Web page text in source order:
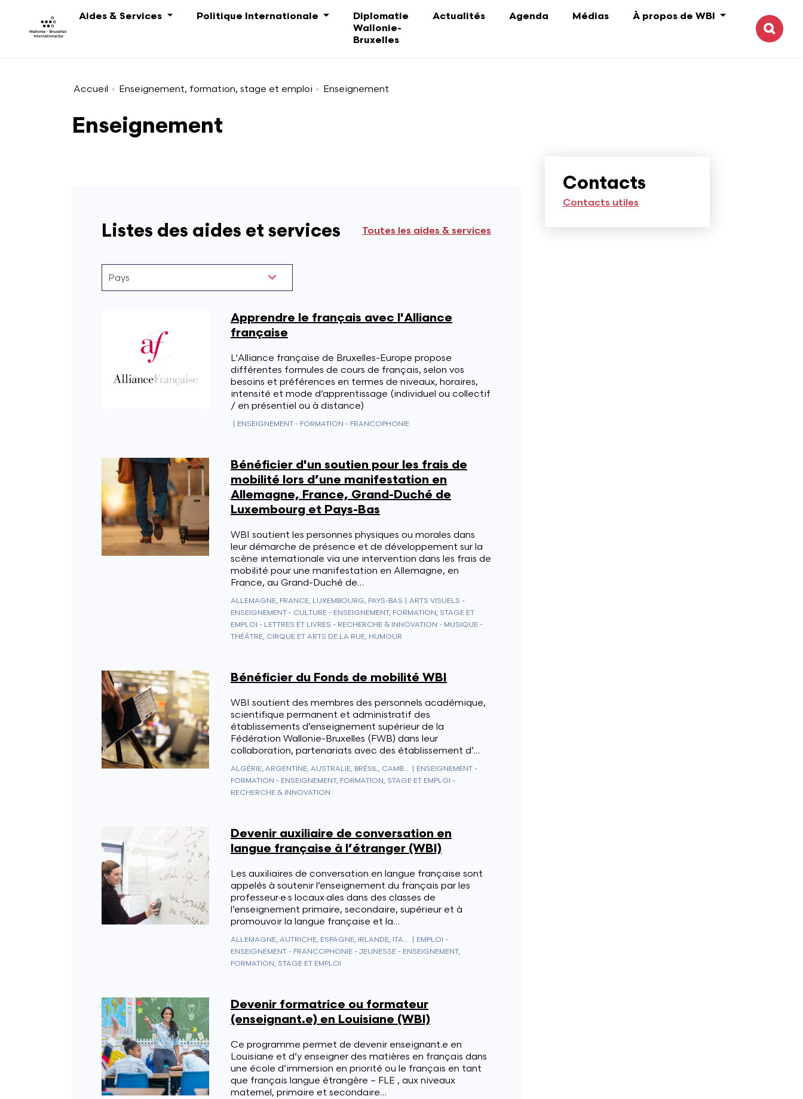
Aides & Services
Politique Internationale
Diplomatie
Wallonie-
Bruxelles
Actualités Agenda Médias
À propos de WBI
Accueil Enseignement, formation, stage et emploi Enseignement
Enseignement
Listes des aides et services Toutes les aides & services
Apprendre le français avec l'Alliance
française
L'Alliance française de Bruxelles-Europe propose
différentes formules de cours de français, selon vos
besoins et préférences en termes de niveaux, horaires,
intensité et mode d’apprentissage (individuel ou collectif
/ en présentiel ou à distance)
ENSEIGNEMENT - FORMATION - FRANCOPHONIE
Bénéficier d'un soutien pour les frais de
mobilité lors d’une manifestation en
Allemagne, France, Grand-Duché de
Luxembourg et Pays-Bas
WBI soutient les personnes physiques ou morales dans
leur démarche de présence et de développement sur la
scène internationale via une intervention dans les frais de
mobilité pour une manifestation en Allemagne, en
France, au Grand-Duché de…
ALLEMAGNE, FRANCE, LUXEMBOURG, PAYS-BAS
ARTS VISUELS -
ENSEIGNEMENT - CULTURE - ENSEIGNEMENT, FORMATION, STAGE ET
EMPLOI - LETTRES ET LIVRES - RECHERCHE & INNOVATION - MUSIQUE -
THÉÂTRE, CIRQUE ET ARTS DE LA RUE, HUMOUR
Bénéficier du Fonds de mobilité WBI
WBI soutient des membres des personnels académique,
scientifique permanent et administratif des
établissements d’enseignement supérieur de la
Fédération Wallonie-Bruxelles (FWB) dans leur
collaboration, partenariats avec des établissement d’…
ALGÉRIE, ARGENTINE, AUSTRALIE, BRÉSIL, CAMBODGE, CHILI, CHINE, COLOMBIE, CORÉE DU SUD, CUBA, INDE, INDONÉSIE, JAPON, LAOS, LIBAN, MALAISIE, MAROC, MEXIQUE, NOUVELLE-ZÉLANDE, PHILIPPINES, SINGAPOUR, TAÏWAN, THAÏLANDE, TUNISIE, URUGUAY, VIETNAM
ENSEIGNEMENT -
FORMATION - ENSEIGNEMENT, FORMATION, STAGE ET EMPLOI -
RECHERCHE & INNOVATION
Devenir auxiliaire de conversation en
langue française à l’étranger (WBI)
Les auxiliaires de conversation en langue française sont
appelés à soutenir l’enseignement du français par les
professeur·e·s locaux·ales dans des classes de
l’enseignement primaire, secondaire, supérieur et à
promouvoir la langue française et la…
ALLEMAGNE, AUTRICHE, ESPAGNE, IRLANDE, ITALIE, ROYAUME-UNI, SUISSE
EMPLOI -
ENSEIGNEMENT - FRANCOPHONIE - JEUNESSE - ENSEIGNEMENT,
FORMATION, STAGE ET EMPLOI
Devenir formatrice ou formateur
(enseignant.e) en Louisiane (WBI)
Ce programme permet de devenir enseignant.e en
Louisiane et d’y enseigner des matières en français dans
une école d’immersion en priorité ou le français en tant
que français langue étrangère – FLE , aux niveaux
maternel, primaire et secondaire…
Contacts
Contacts utiles